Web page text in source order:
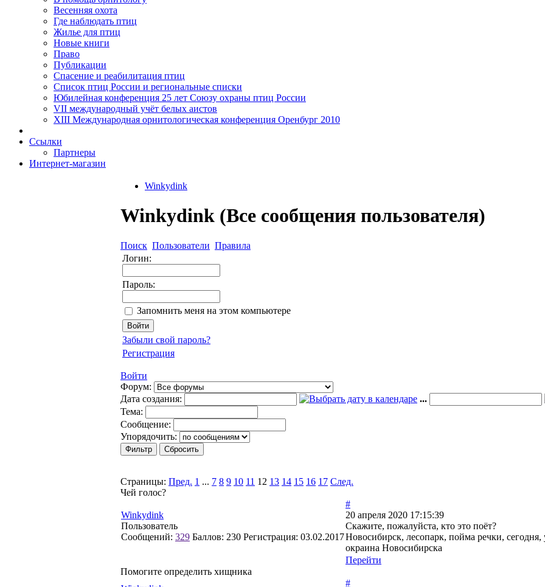
Весенняя охота
Где наблюдать птиц
Жилье для птиц
Новые книги
Право
Публикации
Спасение и реабилитация птиц
Список птиц России и региональные списки
Юбилейная конференция 25 лет Союзу охраны птиц России
VII международный учёт белых аистов
XIII Международная орнитологическая конференция Оренбург 2010
Ссылки
Партнеры
Интернет-магазин
Winkydink
Winkydink (Все сообщения пользователя)
Поиск Пользователи Правила
Логин:
Пароль:
Запомнить меня на этом компьютере
Забыли свой пароль?
Регистрация
Войти
Форум:
Дата создания:
...
Тема:
Сообщение:
Упорядочить:
Страницы: Пред. 1 ... 7 8 9 10 11 12 13 14 15 16 17 След.
Чей голос?
Winkydink
Пользователь
Сообщений: 329 Баллов: 230 Регистрация: 03.02.2017
#
20 апреля 2020 17:15:39
Скажите, пожалуйста, кто это поёт?
Новосибирск, лесопарк, пойма речки, сегодня,
окраина Новосибирска
Перейти
Помогите определить хищника
#